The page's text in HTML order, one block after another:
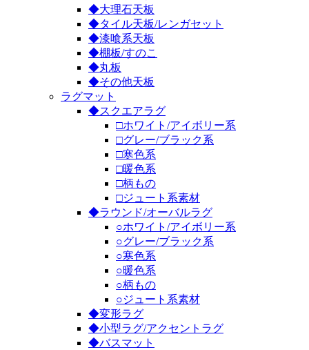
◆大理石天板
◆タイル天板/レンガセット
◆漆喰系天板
◆棚板/すのこ
◆丸板
◆その他天板
ラグマット
◆スクエアラグ
□ホワイト/アイボリー系
□グレー/ブラック系
□寒色系
□暖色系
□柄もの
□ジュート系素材
◆ラウンド/オーバルラグ
○ホワイト/アイボリー系
○グレー/ブラック系
○寒色系
○暖色系
○柄もの
○ジュート系素材
◆変形ラグ
◆小型ラグ/アクセントラグ
◆バスマット